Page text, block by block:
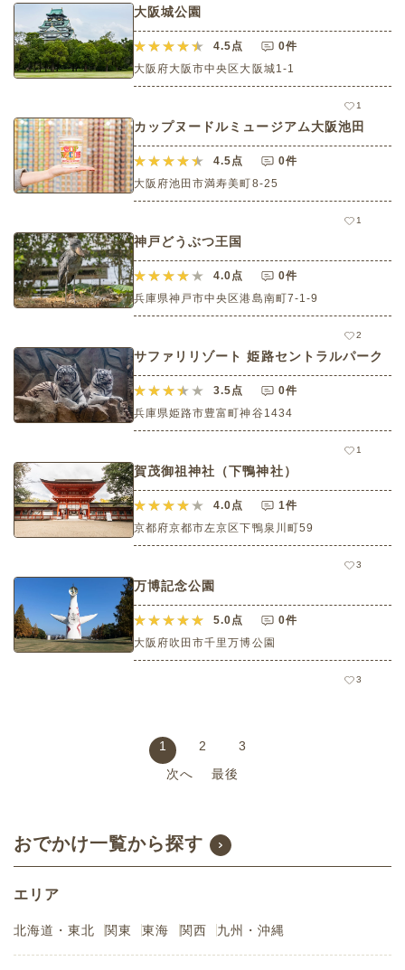
大阪城公園
4.5点
0件
大阪府大阪市中央区大阪城1‐1
1
カップヌードルミュージアム大阪池田
4.5点
0件
大阪府池田市満寿美町8-25
1
神戸どうぶつ王国
4.0点
0件
兵庫県神戸市中央区港島南町7-1-9
2
サファリリゾート 姫路セントラルパーク
3.5点
0件
兵庫県姫路市豊富町神谷1434
1
賀茂御祖神社（下鴨神社）
4.0点
1件
京都府京都市左京区下鴨泉川町59
3
万博記念公園
5.0点
0件
大阪府吹田市千里万博公園
3
1 2
3
次へ
最後
おでかけ一覧から探す
エリア
北海道・東北 関東 東海 関西 九州・沖縄